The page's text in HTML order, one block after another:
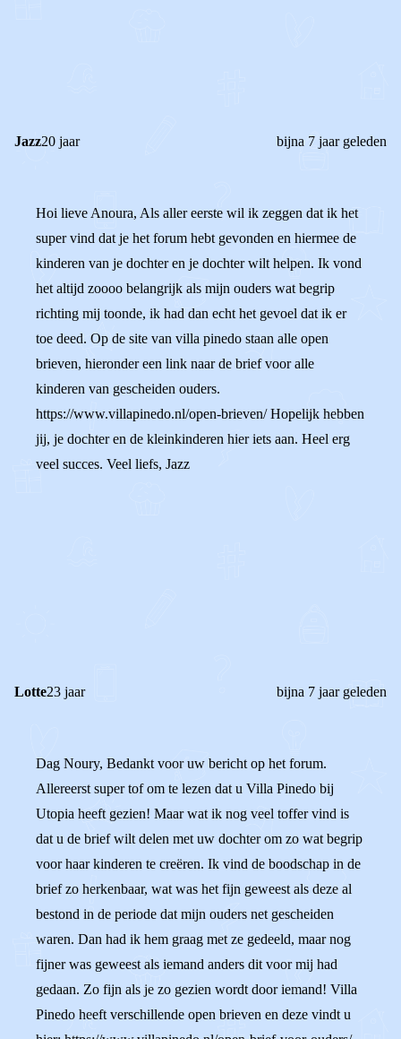
Jazz20 jaar bijna 7 jaar geleden
Hoi lieve Anoura, Als aller eerste wil ik zeggen dat ik het
super vind dat je het forum hebt gevonden en hiermee de
kinderen van je dochter en je dochter wilt helpen. Ik vond
het altijd zoooo belangrijk als mijn ouders wat begrip
richting mij toonde, ik had dan echt het gevoel dat ik er
toe deed. Op de site van villa pinedo staan alle open
brieven, hieronder een link naar de brief voor alle
kinderen van gescheiden ouders.
https://www.villapinedo.nl/open-brieven/ Hopelijk hebben
jij, je dochter en de kleinkinderen hier iets aan. Heel erg
veel succes. Veel liefs, Jazz
Lotte23 jaar bijna 7 jaar geleden
Dag Noury, Bedankt voor uw bericht op het forum.
Allereerst super tof om te lezen dat u Villa Pinedo bij
Utopia heeft gezien! Maar wat ik nog veel toffer vind is
dat u de brief wilt delen met uw dochter om zo wat begrip
voor haar kinderen te creëren. Ik vind de boodschap in de
brief zo herkenbaar, wat was het fijn geweest als deze al
bestond in de periode dat mijn ouders net gescheiden
waren. Dan had ik hem graag met ze gedeeld, maar nog
fijner was geweest als iemand anders dit voor mij had
gedaan. Zo fijn als je zo gezien wordt door iemand! Villa
Pinedo heeft verschillende open brieven en deze vindt u